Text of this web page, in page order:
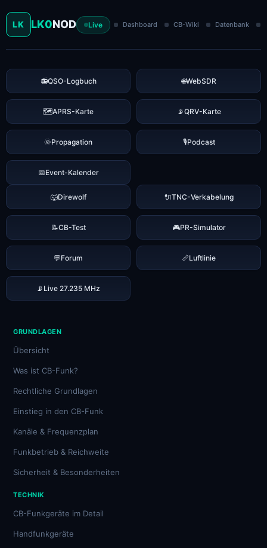
LK LK0NOD Live Dashboard CB-Wiki Datenbank
📻QSO-Logbuch 🌐WebSDR
🗺️APRS-Karte 📡QRV-Karte
🌞Propagation 🎙️Podcast
📅Event-Kalender
🐺Direwolf 🔌TNC-Verkabelung
📝CB-Test 🎮PR-Simulator
💬Forum 📏Luftlinie
📡 Live 27.235 MHz
GRUNDLAGEN
Übersicht
Was ist CB-Funk?
Rechtliche Grundlagen
Einstieg in den CB-Funk
Kanäle & Frequenzplan
Funkbetrieb & Reichweite
Sicherheit & Besonderheiten
TECHNIK
CB-Funkgeräte im Detail
Handfunkgeräte